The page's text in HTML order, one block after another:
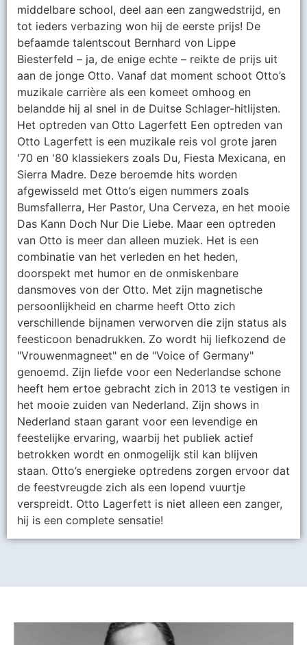
middelbare school, deel aan een zangwedstrijd, en
tot ieders verbazing won hij de eerste prijs! De
befaamde talentscout Bernhard von Lippe
Biesterfeld – ja, de enige echte – reikte de prijs uit
aan de jonge Otto. Vanaf dat moment schoot Otto’s
muzikale carrière als een komeet omhoog en
belandde hij al snel in de Duitse Schlager-hitlijsten.
Het optreden van Otto Lagerfett Een optreden van
Otto Lagerfett is een muzikale reis vol grote jaren
'70 en '80 klassiekers zoals Du, Fiesta Mexicana, en
Sierra Madre. Deze beroemde hits worden
afgewisseld met Otto’s eigen nummers zoals
Bumsfallerra, Her Pastor, Una Cerveza, en het mooie
Das Kann Doch Nur Die Liebe. Maar een optreden
van Otto is meer dan alleen muziek. Het is een
combinatie van het verleden en het heden,
doorspekt met humor en de onmiskenbare
dansmoves von der Otto. Met zijn magnetische
persoonlijkheid en charme heeft Otto zich
verschillende bijnamen verworven die zijn status als
feesticoon benadrukken. Zo wordt hij liefkozend de
"Vrouwenmagneet" en de "Voice of Germany"
genoemd. Zijn liefde voor een Nederlandse schone
heeft hem ertoe gebracht zich in 2013 te vestigen in
het mooie zuiden van Nederland. Zijn shows in
Nederland staan garant voor een levendige en
feestelijke ervaring, waarbij het publiek actief
betrokken wordt en onmogelijk stil kan blijven
staan. Otto’s energieke optredens zorgen ervoor dat
de feestvreugde zich als een lopend vuurtje
verspreidt. Otto Lagerfett is niet alleen een zanger,
hij is een complete sensatie!